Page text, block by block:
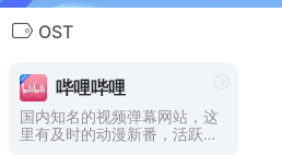
OST
哔哩哔哩
国内知名的视频弹幕网站，这
里有及时的动漫新番，活跃的